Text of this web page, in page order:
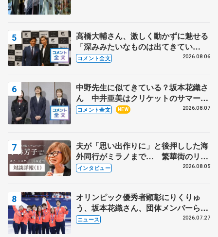
高橋大輔さん、激しく動かずに魅せる
「深みみたいなものは出てきてい
る？」 〝兄さん〟と慕うレジェンド
コメント全文 2026.08.06
中野先生に似てきている？坂本花織さ
ん 中井亜美はクリケットのサマーキ
ャンプに 島田麻央はたくさん試合に
コメント全文 NEW 2026.08.07
夫が「思い出作りに」と後押しした海
外同行がミラノまで… 繁華街のリン
クでは不良のお兄さんも味方に 小林
インタビュー 2026.08.05
オリンピック優秀者顕彰にりくりゅ
う、坂本花織さん、団体メンバーら
8月7日に文科省が表彰式、ブルーノ・
ニュース 2026.07.27